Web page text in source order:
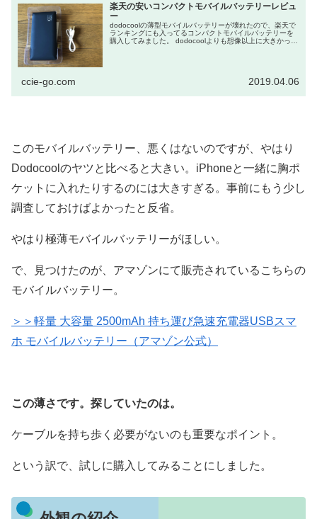
楽天の安いコンパクトモバイルバッテリーレビュ
ー
dodocoolの薄型モバイルバッテリーが壊れたので、楽天で
ランキングにも入ってるコンパクトモバイルバッテリーを
購入してみました。 dodocoolよりも想像以上に大きかった
ccie-go.com 2019.04.06
このモバイルバッテリー、悪くはないのですが、やはり
Dodocoolのヤツと比べると大きい。iPhoneと一緒に胸ポ
ケットに入れたりするのには大きすぎる。事前にもう少し
調査しておけばよかったと反省。
やはり極薄モバイルバッテリーがほしい。
で、見つけたのが、アマゾンにて販売されているこちらの
モバイルバッテリー。
＞＞軽量 大容量 2500mAh 持ち運び急速充電器USBスマ
ホ モバイルバッテリー（アマゾン公式）
この薄さです。探していたのは。
ケーブルを持ち歩く必要がないのも重要なポイント。
という訳で、試しに購入してみることにしました。